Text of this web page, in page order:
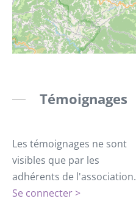
Témoignages
Les témoignages ne sont
visibles que par les
adhérents de l'association.
Se connecter >